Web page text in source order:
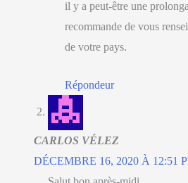
il y a peut-être une
recommande de vous
de votre pays.
Répondeur
CARLOS VÉLEZ
DÉCEMBRE 16, 2020 À 12:51